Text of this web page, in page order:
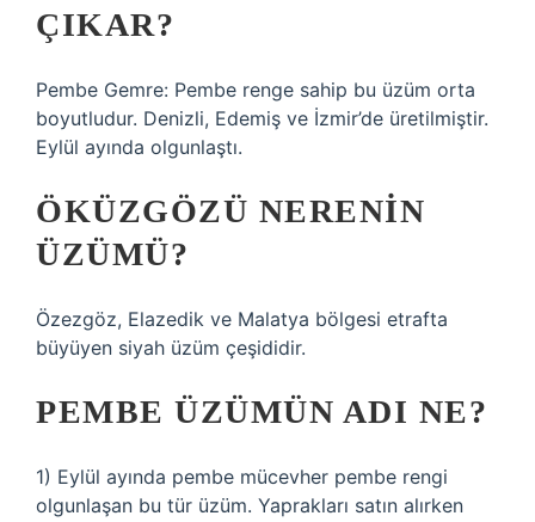
ÇIKAR?
Pembe Gemre: Pembe renge sahip bu üzüm orta
boyutludur. Denizli, Edemiş ve İzmir’de üretilmiştir.
Eylül ayında olgunlaştı.
ÖKÜZGÖZÜ NERENIN
ÜZÜMÜ?
Özezgöz, Elazedik ve Malatya bölgesi etrafta
büyüyen siyah üzüm çeşididir.
PEMBE ÜZÜMÜN ADI NE?
1) Eylül ayında pembe mücevher pembe rengi
olgunlaşan bu tür üzüm. Yaprakları satın alırken